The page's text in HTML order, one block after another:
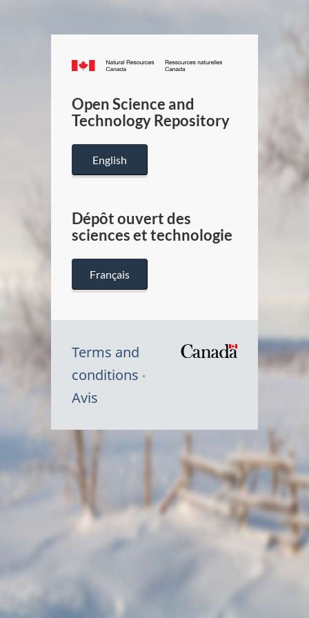
Canada.ca
/
Canada
Open Science and
Technology Repository
English
Dépôt ouvert des
sciences et technologie
Français
Terms and
conditions
Avis
Symbole
Canada